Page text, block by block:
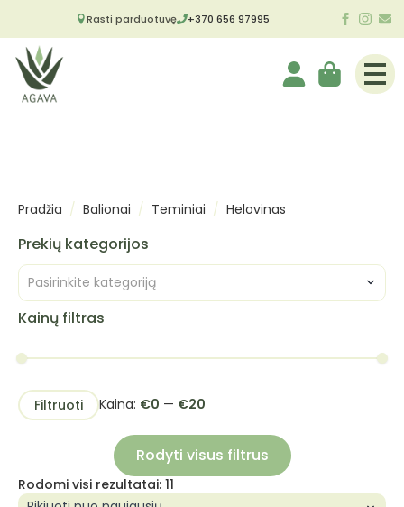
Rasti parduotuvę +370 656 97995
Pradžia Balionai Teminiai Helovinas
Prekių kategorijos
Pasirinkite kategoriją
Kainų filtras
Min
kaina
Maks
kainaFiltruoti Kaina: €0 — €20
Rodyti visus filtrus
Rodomi visi rezultatai: 11